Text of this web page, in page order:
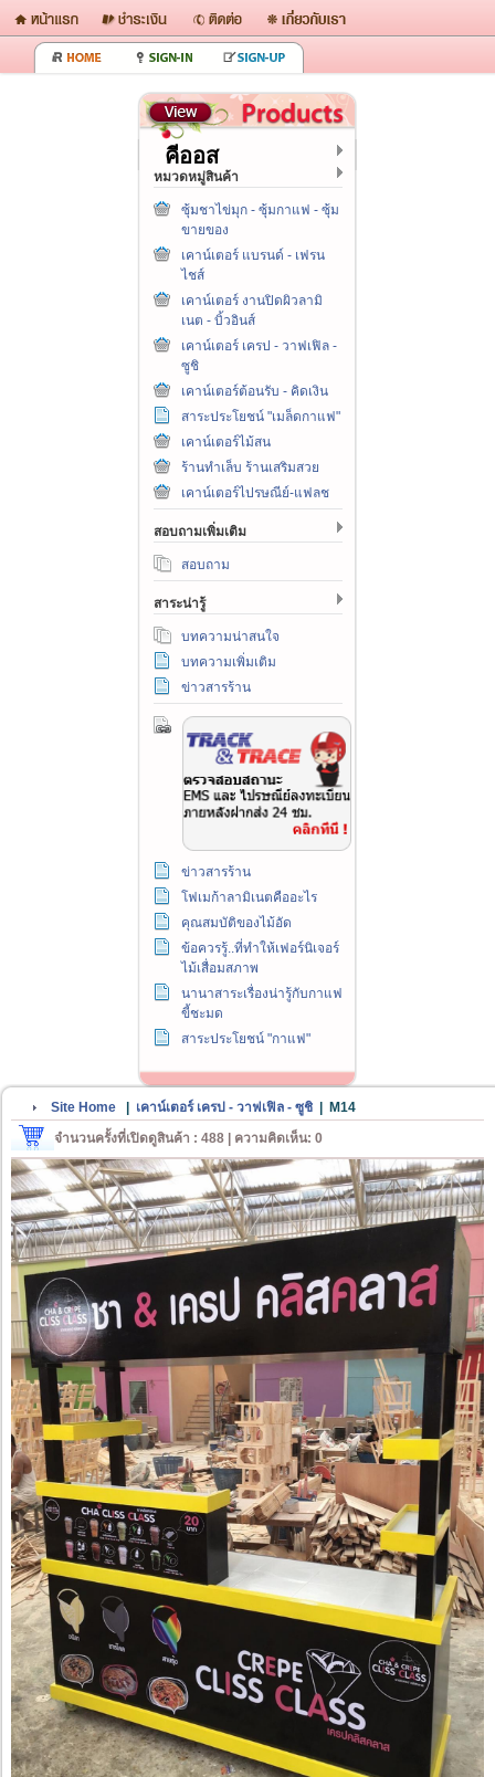
คีออส
หมวดหมู่สินค้า
ซุ้มชาไข่มุก - ซุ้มกาแฟ - ซุ้ม
ขายของ
เคาน์เตอร์ แบรนด์ - เฟรน
ไชส์
เคาน์เตอร์ งานปิดผิวลามิ
เนต - บิ้วอินส์
เคาน์เตอร์ เครป - วาฟเฟิล -
ซูชิ
เคาน์เตอร์ต้อนรับ - คิดเงิน
สาระประโยชน์ "เมล็ดกาแฟ"
เคาน์เตอร์ไม้สน
ร้านทำเล็บ ร้านเสริมสวย
เคาน์เตอร์ไปรษณีย์-แฟลช
สอบถามเพิ่มเติม
สอบถาม
สาระน่ารู้
บทความน่าสนใจ
บทความเพิ่มเติม
ข่าวสารร้าน
ข่าวสารร้าน
โฟเมก้าลามิเนตคืออะไร
คุณสมบัติของไม้อัด
ข้อควรรู้..ที่ทำให้เฟอร์นิเจอร์
ไม้เสื่อมสภาพ
นานาสาระเรื่องน่ารู้กับกาแฟ
ขี้ชะมด
สาระประโยชน์ "กาแฟ"
Site Home เคาน์เตอร์ เครป - วาฟเฟิล - ซูชิ
M14
จำนวนครั้งที่เปิดดูสินค้า : 488 | ความคิดเห็น: 0